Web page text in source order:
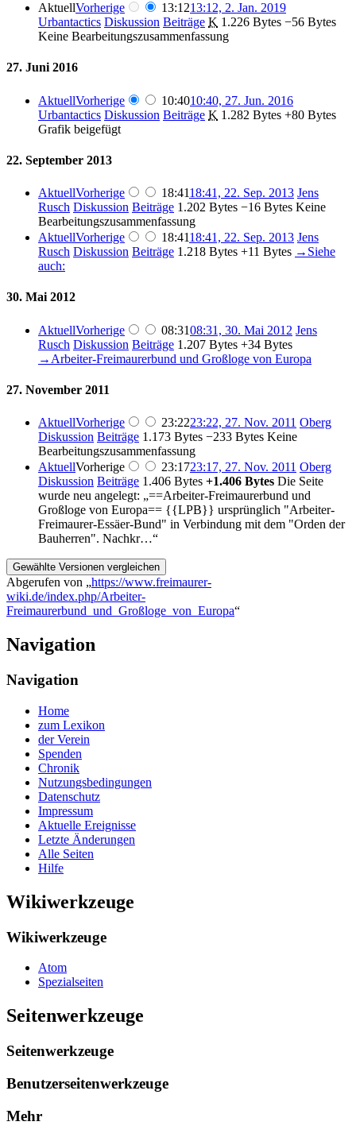
AktuellVorherige 13:1213:12, 2. Jan. 2019
Urbantactics Diskussion Beiträge K 1.226 Bytes −56 Bytes
Keine Bearbeitungszusammenfassung
27. Juni 2016
AktuellVorherige 10:4010:40, 27. Jun. 2016
Urbantactics Diskussion Beiträge K 1.282 Bytes +80 Bytes
Grafik beigefügt
22. September 2013
AktuellVorherige 18:4118:41, 22. Sep. 2013 Jens
Rusch Diskussion Beiträge 1.202 Bytes −16 Bytes Keine
Bearbeitungszusammenfassung
AktuellVorherige 18:4118:41, 22. Sep. 2013 Jens
Rusch Diskussion Beiträge 1.218 Bytes +11 Bytes →‎Siehe
auch:
30. Mai 2012
AktuellVorherige 08:3108:31, 30. Mai 2012 Jens
Rusch Diskussion Beiträge 1.207 Bytes +34 Bytes
→‎Arbeiter-Freimaurerbund und Großloge von Europa
27. November 2011
AktuellVorherige 23:2223:22, 27. Nov. 2011 Oberg
Diskussion Beiträge 1.173 Bytes −233 Bytes Keine
Bearbeitungszusammenfassung
AktuellVorherige 23:1723:17, 27. Nov. 2011 Oberg
Diskussion Beiträge 1.406 Bytes +1.406 Bytes Die Seite
wurde neu angelegt: „==Arbeiter-Freimaurerbund und
Großloge von Europa== {{LPB}} ursprünglich "Arbeiter-
Freimaurer-Essäer-Bund" in Verbindung mit dem "Orden der
Bauherren". Nachkr…“
Abgerufen von „https://www.freimaurer-
wiki.de/index.php/Arbeiter-
Freimaurerbund_und_Großloge_von_Europa“
Navigation
Navigation
Home
zum Lexikon
der Verein
Spenden
Chronik
Nutzungsbedingungen
Datenschutz
Impressum
Aktuelle Ereignisse
Letzte Änderungen
Alle Seiten
Hilfe
Wikiwerkzeuge
Wikiwerkzeuge
Atom
Spezialseiten
Seitenwerkzeuge
Seitenwerkzeuge
Benutzerseitenwerkzeuge
Mehr